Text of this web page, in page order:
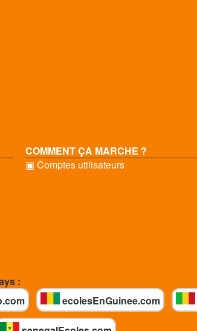
COMMENT ÇA MARCHE ?
▣ Comptes utilisateurs
:
ecolesEnGuinee.com